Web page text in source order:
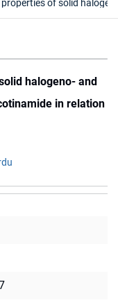
halogeno- and
in relation